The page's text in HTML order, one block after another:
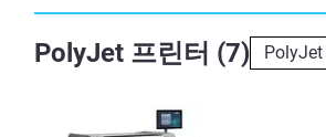
PolyJet 프린터 (7) PolyJet